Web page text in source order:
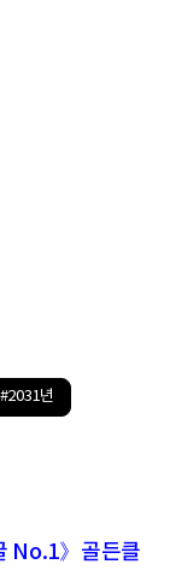
#2031년
No.1》골든클